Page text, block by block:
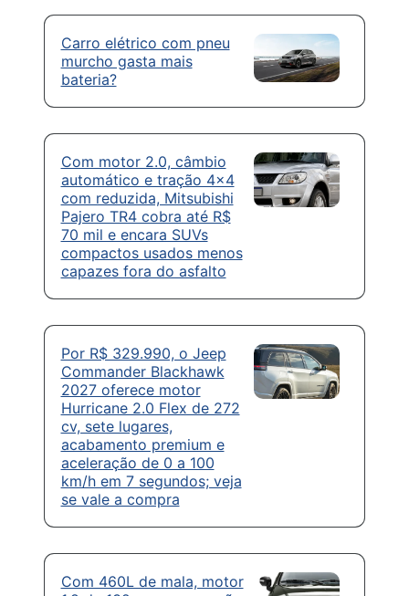
Carro elétrico com pneu
murcho gasta mais
bateria?
Com motor 2.0, câmbio
automático e tração 4×4
com reduzida, Mitsubishi
Pajero TR4 cobra até R$
70 mil e encara SUVs
compactos usados menos
capazes fora do asfalto
Por R$ 329.990, o Jeep
Commander Blackhawk
2027 oferece motor
Hurricane 2.0 Flex de 272
cv, sete lugares,
acabamento premium e
aceleração de 0 a 100
km/h em 7 segundos; veja
se vale a compra
Com 460L de mala, motor